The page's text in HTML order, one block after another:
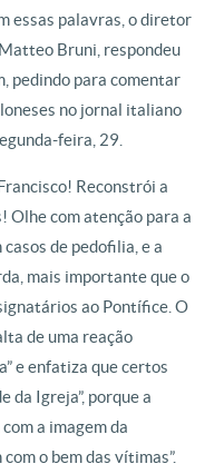
essas palavras, o diretor
Bruni, respondeu
pedindo para comentar
no jornal italiano
feira, 29.
Reconstrói a
Olhe com atenção para a
de pedofilia, e a
mais importante que o
ao Pontífice. O
de uma reação
e enfatiza que certos
da Igreja”, porque a
a imagem da
o bem das vítimas”.